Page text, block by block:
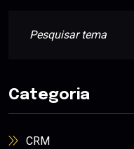
Categoria
CRM